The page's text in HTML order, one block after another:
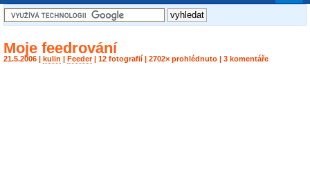
Moje feedrování
21.5.2006 | kulin Feeder| 12 fotografií | 2702× prohlédnuto | 3 komentáře